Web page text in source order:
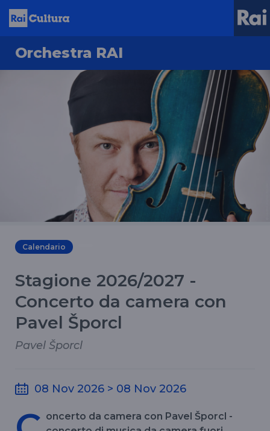
Orchestra RAI
Calendario
Stagione 2026/2027 -
Concerto da camera con
Pavel Šporcl
Pavel Šporcl
08 Nov 2026 > 08 Nov 2026
oncerto da camera con Pavel Šporcl -